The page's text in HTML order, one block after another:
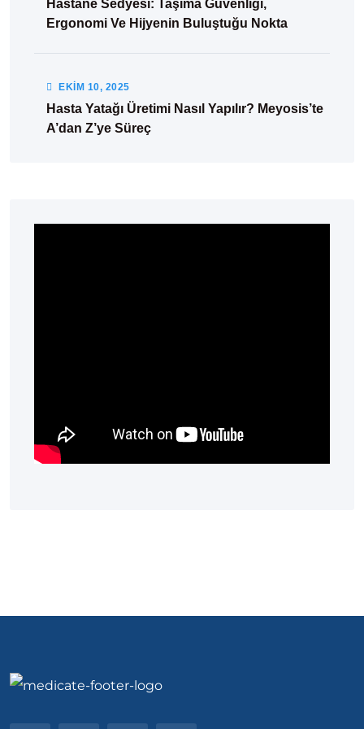
Hastane Sedyesi: Taşıma Güvenliği,
Ergonomi Ve Hijyenin Buluştuğu Nokta
EKIM 10, 2025
Hasta Yatağı Üretimi Nasıl Yapılır? Meyosis’te
A’dan Z’ye Süreç